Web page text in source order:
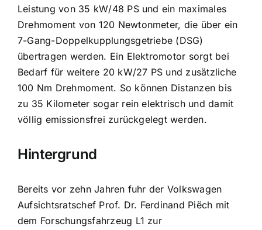
Leistung von 35 kW/48 PS und ein maximales
Drehmoment von 120 Newtonmeter, die über ein
7-Gang-Doppelkupplungsgetriebe (DSG)
übertragen werden. Ein Elektromotor sorgt bei
Bedarf für weitere 20 kW/27 PS und zusätzliche
100 Nm Drehmoment. So können Distanzen bis
zu 35 Kilometer sogar rein elektrisch und damit
völlig emissionsfrei zurückgelegt werden.
Hintergrund
Bereits vor zehn Jahren fuhr der Volkswagen
Aufsichtsratschef Prof. Dr. Ferdinand Piëch mit
dem Forschungsfahrzeug L1 zur